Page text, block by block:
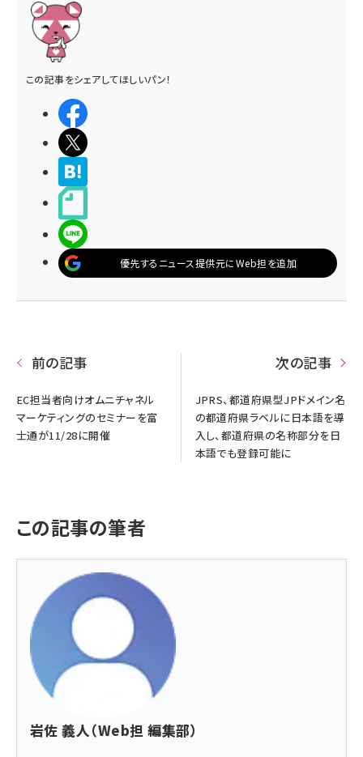
この記事をシェアしてほしいパン！
優先するニュース提供元にWeb担を追加
前の記事
EC担当者向けオムニチャネル
マーケティングのセミナーを富
士通が11/28に開催
次の記事
JPRS、都道府県型JPドメイン名
の都道府県ラベルに日本語を導
入し、都道府県の名称部分を日
本語でも登録可能に
この記事の筆者
岩佐 義人（Web担 編集部）